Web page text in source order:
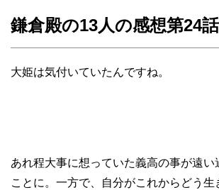
鎌倉殿の13人の感想第24話
大姫は気付いていたんですね。
あれ程大事に想っていた義高の事が遠い
ことに。一方で、自分がこれからどう